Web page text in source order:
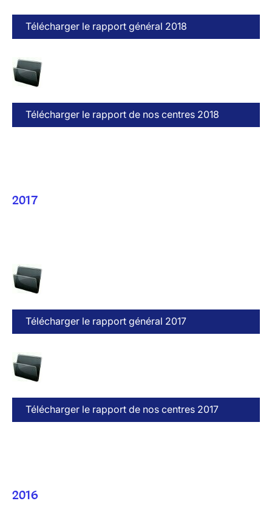
Télécharger le rapport général 2018
Télécharger le rapport de nos centres 2018
2017
Télécharger le rapport général 2017
Télécharger le rapport de nos centres 2017
2016